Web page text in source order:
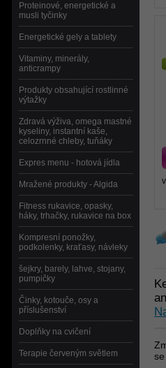
Proteinové, energetické a
musli tyčinky
Energetické gely a tablety
Vitaminy, minerály,
anticrampy
Produkty obsahující rostlinné
výtažky
Zdravá výživa, omega mastné
kyseliny, instantní kaše,
celozrnné chleby, tuňáky
Expres menu - hotová jídla
Mražené produkty - Algida
Fitness rukavice, opasky,
háky, trhačky, rukavice na box
Kompresní ponožky,
podkolenky, kraťasy, návleky
šejkry, barely, lahve, stojany,
pumpičky
Činky, kotouče, osy a
příslušenství
Doplňky na cvičení
Terapie červeným světlem